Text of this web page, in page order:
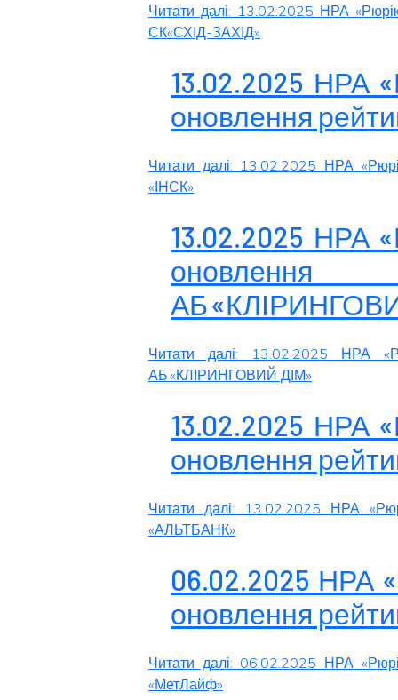
Читати далі: 13.02.2025 НРА
СК«СХІД-ЗАХІД»
13.02.2025 НРА
оновлення
Читати далі: 13.02.2025 НРА
«ІНСК»
13.02.2025 НРА
АБ
Читати далі: 13.02.2025 НРА
АБ «КЛІРИНГОВИЙ ДІМ»
13.02.2025 НРА
оновлення
Читати далі: 13.02.2025 НРА
«АЛЬТБАНК»
06.02.2025 НРА
оновлення
Читати далі: 06.02.2025 НРА
«МетЛайф»